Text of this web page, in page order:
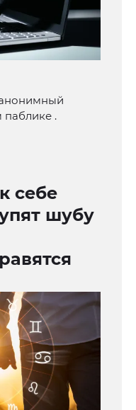
паблике .
себе
шубу